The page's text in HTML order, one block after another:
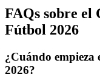
FAQs sobre el
Fútbol 2026
¿Cuándo
2026?